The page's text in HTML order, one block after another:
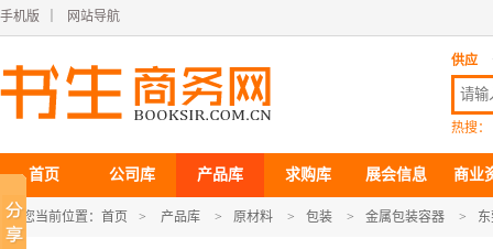
手机版 网站导航
供应
热搜：
首页 公司库 产品库 求购库 展会信息 商业
您当前位置： 首页 > 产品库 > 原材料 > 包装 > 金属包装容器 >